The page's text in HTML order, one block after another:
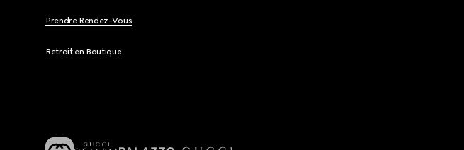
Prendre Rendez-Vous
Retrait en Boutique